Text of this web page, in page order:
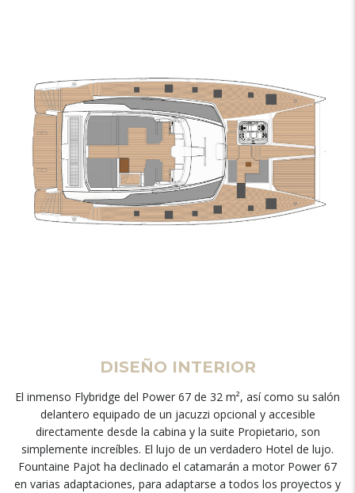
DISEÑO INTERIOR
El inmenso Flybridge del Power 67 de 32 m², así como su salón
delantero equipado de un jacuzzi opcional y accesible
directamente desde la cabina y la suite Propietario, son
simplemente increíbles. El lujo de un verdadero Hotel de lujo.
Fountaine Pajot ha declinado el catamarán a motor Power 67
en varias adaptaciones, para adaptarse a todos los proyectos y